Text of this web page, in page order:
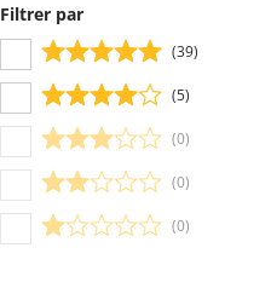
Filtrer par
(39)
(5)
(0)
(0)
(0)